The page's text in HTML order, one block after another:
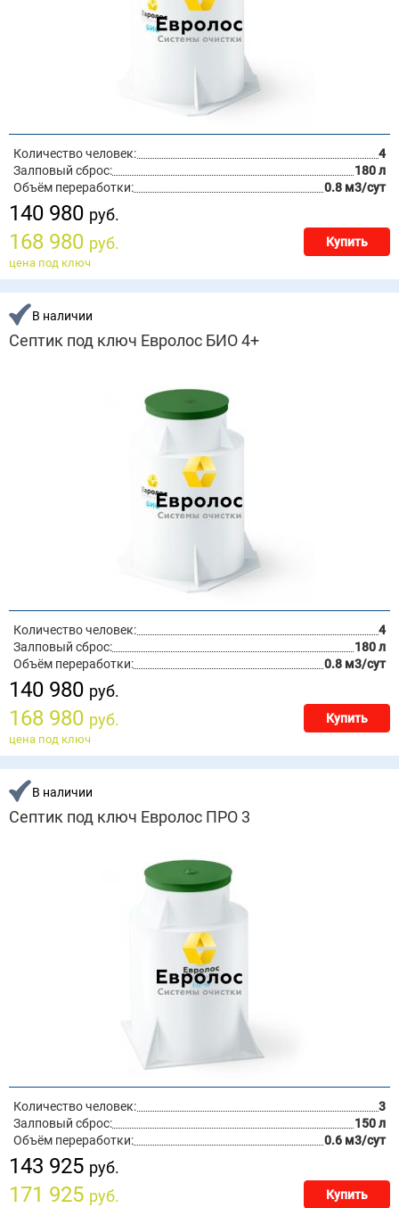
Количество человек:
4
Залповый сброс:
180 л
Объём переработки:
0.8 м3/сут
140 980 руб.
168 980 руб. Купить
цена под ключ
В наличии
Септик под ключ Евролос БИО 4+
Количество человек:
4
Залповый сброс:
180 л
Объём переработки:
0.8 м3/сут
140 980 руб.
168 980 руб. Купить
цена под ключ
В наличии
Септик под ключ Евролос ПРО 3
Количество человек:
3
Залповый сброс:
150 л
Объём переработки:
0.6 м3/сут
143 925 руб.
171 925 руб. Купить